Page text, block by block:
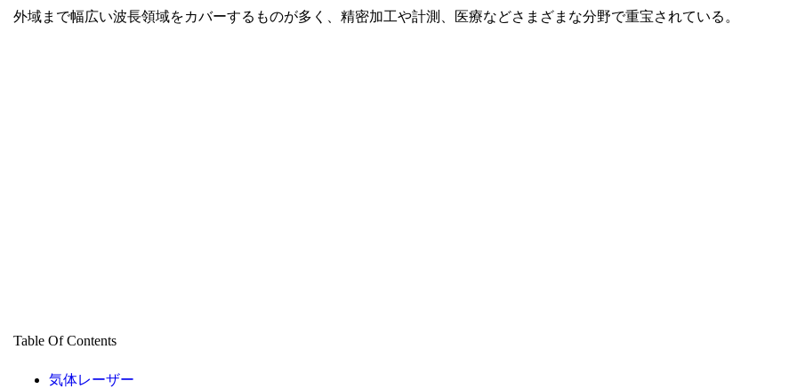
外域まで幅広い波長領域をカバーするものが多く、精密加工や計測、医療などさまざまな分野で重宝されている。
Table Of Contents
気体レーザー